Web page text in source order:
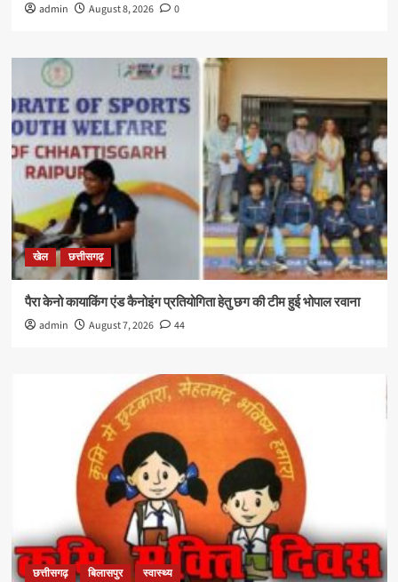
admin August 8, 2026 0
खेल छत्तीसगढ़
पैरा केनो कायाकिंग एंड कैनोइंग प्रतियोगिता हेतु छग की टीम हुई भोपाल रवाना
admin August 7, 2026 44
छत्तीसगढ़ बिलासपुर स्वास्थ्य